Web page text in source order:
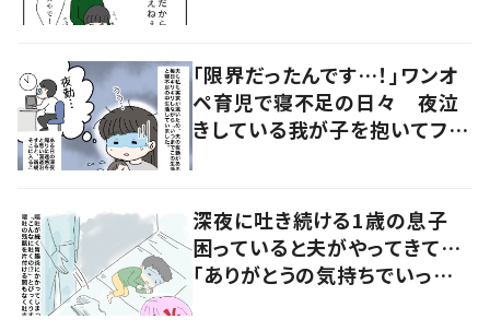
「限界だったんです…！」ワンオ
ペ育児で寝不足の日々 夜泣
きしている我が子を抱いてファ
深夜に吐き続ける1歳の息子
困っていると夫がやってきて…
「ありがとうの気持ちでいっぱ